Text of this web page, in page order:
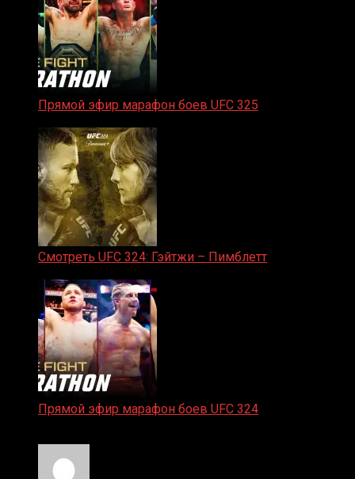
Прямой эфир марафон боев UFC 325
Смотреть UFC 324: Гэйтжи – Пимблетт
Прямой эфир марафон боев UFC 324